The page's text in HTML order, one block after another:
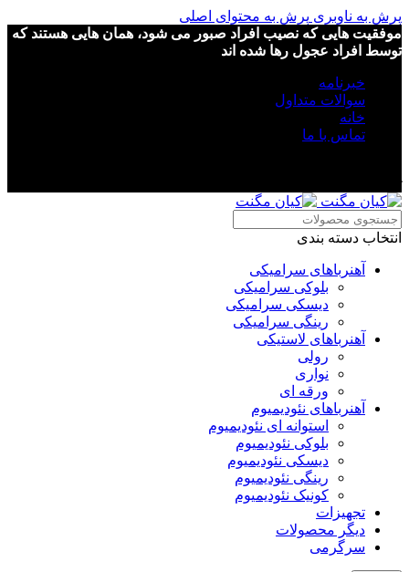
پرش به ناوبری پرش به محتوای اصلی
موفقیت هایی که نصیب افراد صبور می شود، همان هایی هستند که
توسط افراد عجول رها شده اند
خبرنامه
سوالات متداول
خانه
تماس با ما
انتخاب دسته بندی
آهنرباهای سرامیکی
بلوکی سرامیکی
دیسکی سرامیکی
رینگی سرامیکی
آهنرباهای لاستیکی
رولی
نواری
ورقه ای
آهنرباهای نئودیمیوم
استوانه ای نئودیمیوم
بلوکی نئودیمیوم
دیسکی نئودیمیوم
رینگی نئودیمیوم
کونیک نئودیمیوم
تجهیزات
دیگر محصولات
سرگرمی